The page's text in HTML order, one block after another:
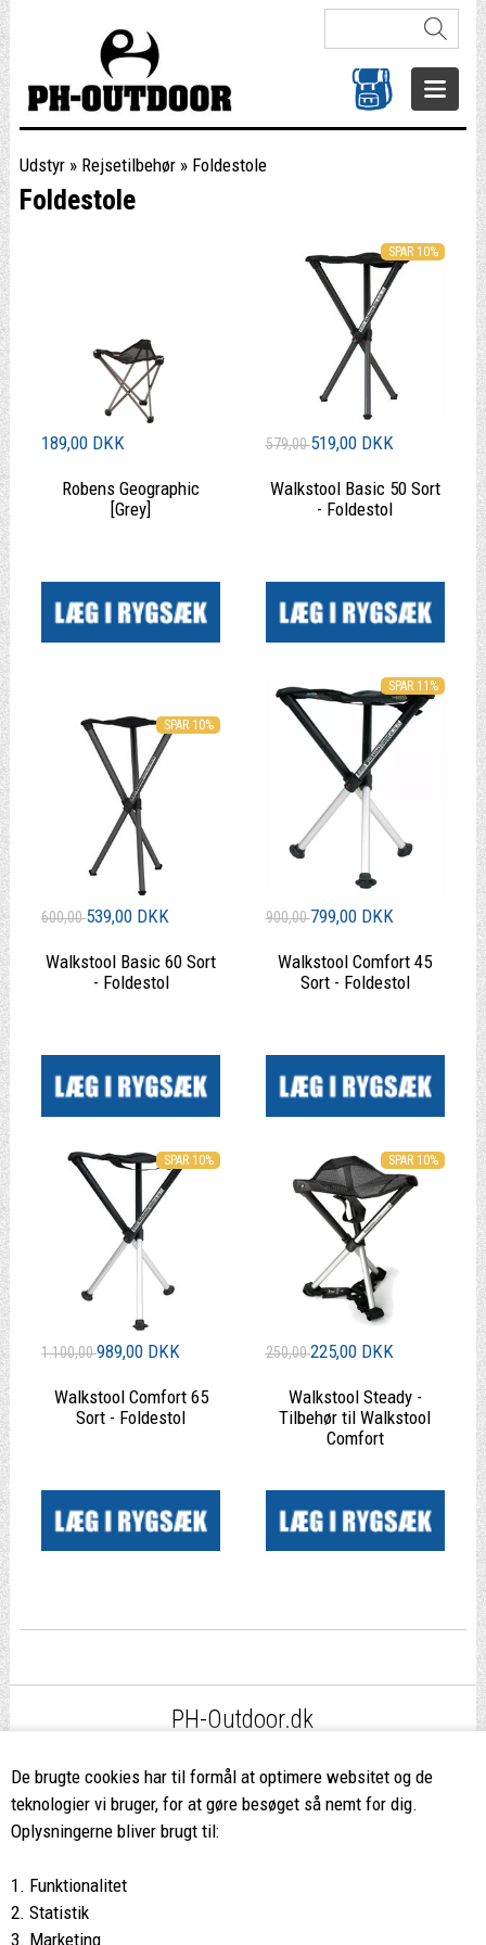
De brugte cookies har til formål at optimere websitet og de
teknologier vi bruger, for at gøre besøget så nemt for dig.
Oplysningerne bliver brugt til:
1. Funktionalitet
2. Statistik
3. Marketing
Udstyr» Rejsetilbehør» Foldestole
Foldestole
189,00 DKK
Robens Geographic
[Grey]
SPAR 10%
579,00519,00 DKK
Walkstool Basic 50 Sort
- Foldestol
SPAR 10%
600,00539,00 DKK
Walkstool Basic 60 Sort
- Foldestol
SPAR 11%
900,00799,00 DKK
Walkstool Comfort 45
Sort - Foldestol
SPAR 10%
1.100,00989,00 DKK
Walkstool Comfort 65
Sort - Foldestol
SPAR 10%
250,00225,00 DKK
Walkstool Steady -
Tilbehør til Walkstool
Comfort
PH-Outdoor.dk
ved køb over 499,-*
8662 2113